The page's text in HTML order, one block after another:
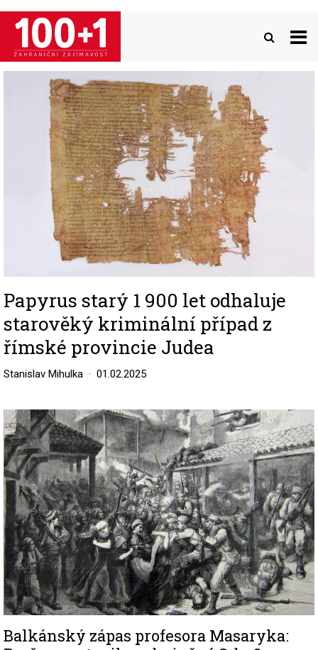
Přejít
hlavnímu
obsahu
Papyrus starý 1 900 let odhaluje
starověký kriminální případ z
římské provincie Judea
Stanislav Mihulka 01.02.2025
Image
Balkánský zápas profesora Masaryka: